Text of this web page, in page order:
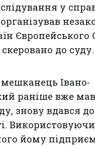
у
Європейського
до суду.
мешканець Івано-
раніше вже мав
знову вдався до
Використовуючи
йому